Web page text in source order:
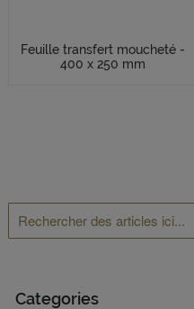
Feuille transfert moucheté -
400 x 250 mm
Rechercher
Categories